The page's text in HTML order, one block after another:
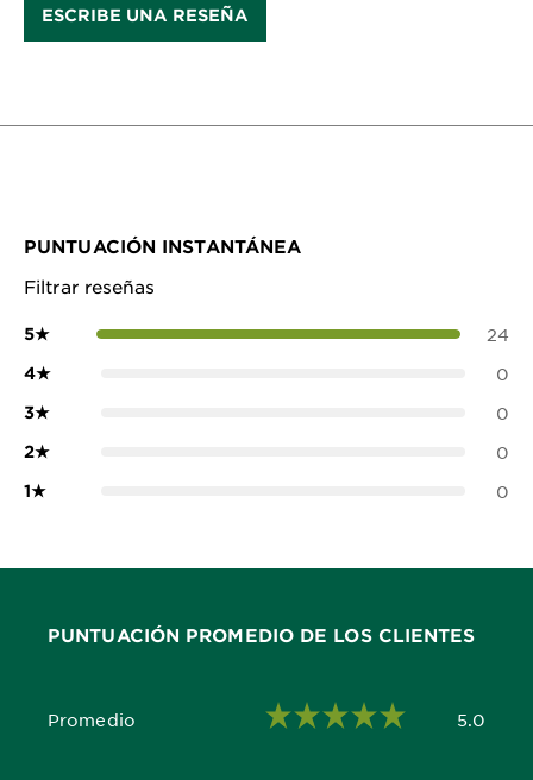
ESCRIBE UNA RESEÑA
PUNTUACIÓN INSTANTÁNEA
Filtrar reseñas
5★ 24
4★ 0
3★ 0
2★ 0
1★ 0
PUNTUACIÓN PROMEDIO DE LOS CLIENTES
Promedio
5.0 out of 5 stars 5.0